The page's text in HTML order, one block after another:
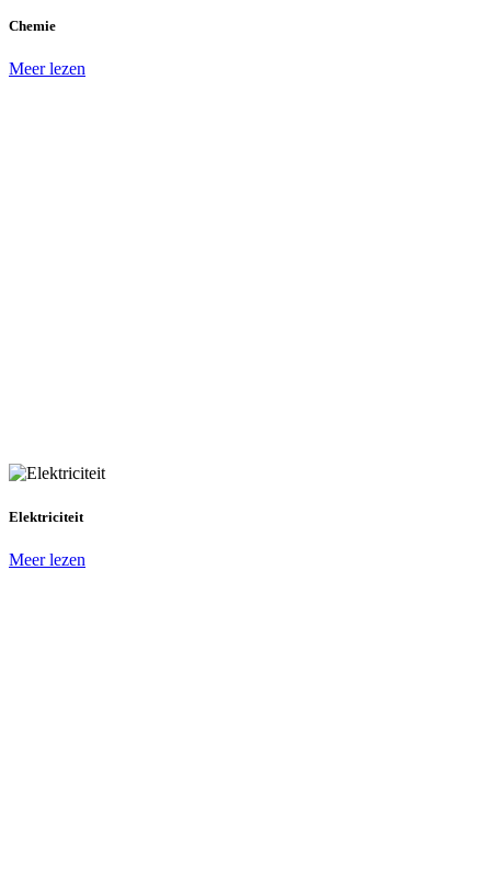
Chemie
Meer lezen
Elektriciteit
Meer lezen